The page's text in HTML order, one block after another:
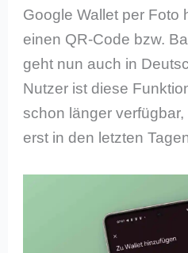
Google Wallet per Foto
einen QR-Code bzw.
geht nun auch in
Nutzer ist diese
schon länger
erst in den letzten